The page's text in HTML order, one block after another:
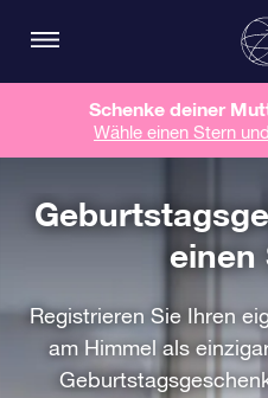
Schenke deiner
Wähle einen Stern
einen
Registrieren Sie Ihren
am Himmel als